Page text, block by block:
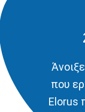
που
Elorus